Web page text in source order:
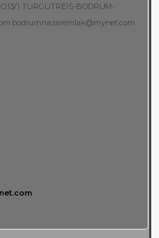
1 TURGUTREİS-BODRUM-
bodrumnazaremlak@mynet.com